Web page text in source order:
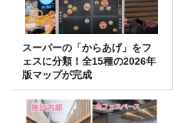
スーパーの「からあげ」をフ
ェスに分類！全15種の2026年
版マップが完成